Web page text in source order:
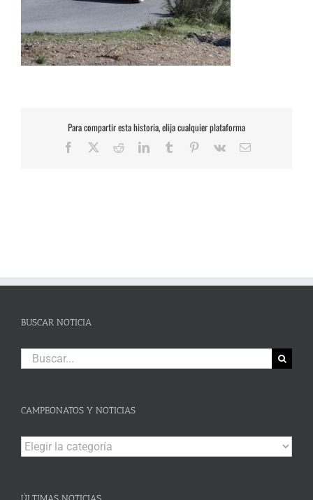
Para compartir esta historia, elija cualquier plataforma
Facebook RedditLinkedInTumblr Pinterest
Vk
Correo
BUSCAR NOTICIA
Buscar:
CAMPEONATOS Y NOTICIAS
Campeonatos
y